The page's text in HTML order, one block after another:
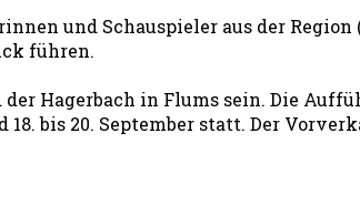
und Schauspieler aus der Region
führen.
Hagerbach in Flums sein. Die
18. bis 20. September statt. Der